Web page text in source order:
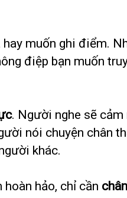
muốn ghi điểm.
điệp bạn muốn
. Người nghe sẽ
nói chuyện chân
khác.
hảo, chỉ cần